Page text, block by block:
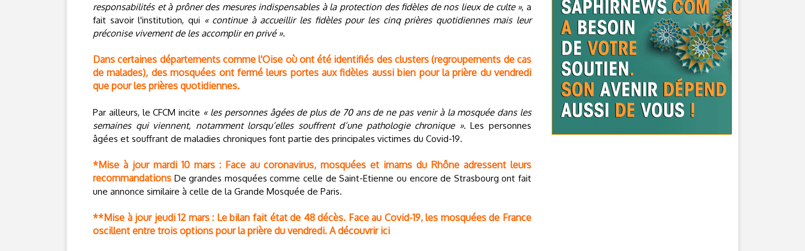
responsabilités et à prôner des mesures indispensables à la protection des fidèles de nos lieux de culte », a
fait savoir l'institution, qui « continue à accueillir les fidèles pour les cinq prières quotidiennes mais leur
préconise vivement de les accomplir en privé ».
Dans certaines départements comme l'Oise où ont été identifiés des clusters (regroupements de cas
de malades), des mosquées ont fermé leurs portes aux fidèles aussi bien pour la prière du vendredi
que pour les prières quotidiennes.
Par ailleurs, le CFCM incite « les personnes âgées de plus de 70 ans de ne pas venir à la mosquée dans les
semaines qui viennent, notamment lorsqu’elles souffrent d’une pathologie chronique ». Les personnes
âgées et souffrant de maladies chroniques font partie des principales victimes du Covid-19.
*Mise à jour mardi 10 mars : Face au coronavirus, mosquées et imams du Rhône adressent leurs
recommandations De grandes mosquées comme celle de Saint-Etienne ou encore de Strasbourg ont fait
une annonce similaire à celle de la Grande Mosquée de Paris.
**Mise à jour jeudi 12 mars : Le bilan fait état de 48 décès. Face au Covid-19, les mosquées de France
oscillent entre trois options pour la prière du vendredi. A découvrir ici